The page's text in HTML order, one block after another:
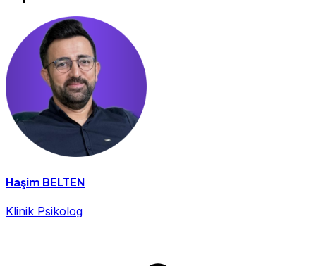
Haşim BELTEN
Klinik Psikolog